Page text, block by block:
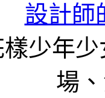
設計師
少年
場